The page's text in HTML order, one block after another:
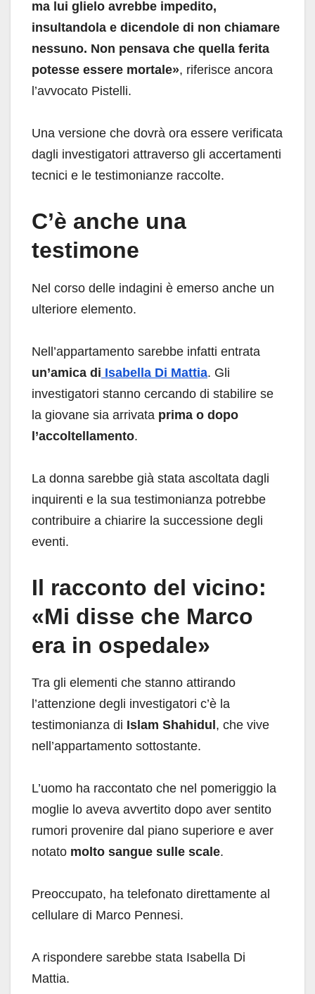
ma lui glielo avrebbe impedito,
insultandola e dicendole di non chiamare
nessuno. Non pensava che quella ferita
potesse essere mortale», riferisce ancora
l’avvocato Pistelli.
Una versione che dovrà ora essere verificata
dagli investigatori attraverso gli accertamenti
tecnici e le testimonianze raccolte.
C’è anche una
testimone
Nel corso delle indagini è emerso anche un
ulteriore elemento.
Nell’appartamento sarebbe infatti entrata
un’amica di Isabella Di Mattia. Gli
investigatori stanno cercando di stabilire se
la giovane sia arrivata prima o dopo
l’accoltellamento.
La donna sarebbe già stata ascoltata dagli
inquirenti e la sua testimonianza potrebbe
contribuire a chiarire la successione degli
eventi.
Il racconto del vicino:
«Mi disse che Marco
era in ospedale»
Tra gli elementi che stanno attirando
l’attenzione degli investigatori c’è la
testimonianza di Islam Shahidul , che vive
nell’appartamento sottostante.
L’uomo ha raccontato che nel pomeriggio la
moglie lo aveva avvertito dopo aver sentito
rumori provenire dal piano superiore e aver
notato molto sangue sulle scale.
Preoccupato, ha telefonato direttamente al
cellulare di Marco Pennesi.
A rispondere sarebbe stata Isabella Di
Mattia.